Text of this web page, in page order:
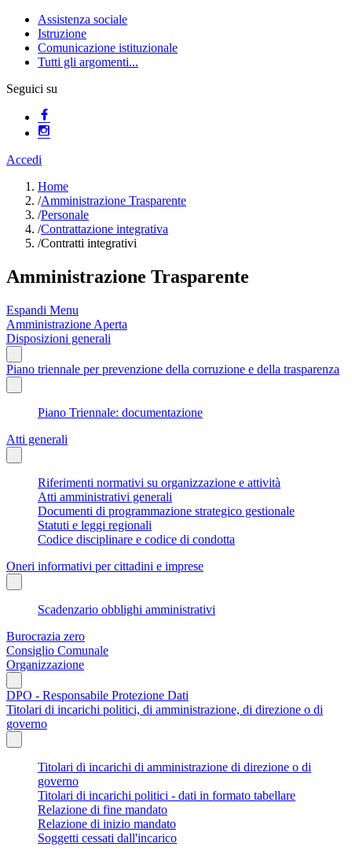
Assistenza sociale
Istruzione
Comunicazione istituzionale
Tutti gli argomenti...
Seguici su
Accedi
Home
/Amministrazione Trasparente
/Personale
/Contrattazione integrativa
/Contratti integrativi
Amministrazione Trasparente
Espandi Menu
Amministrazione Aperta
Disposizioni generali
Piano triennale per prevenzione della corruzione e della trasparenza
Piano Triennale: documentazione
Atti generali
Riferimenti normativi su organizzazione e attività
Atti amministrativi generali
Documenti di programmazione strategico gestionale
Statuti e leggi regionali
Codice disciplinare e codice di condotta
Oneri informativi per cittadini e imprese
Scadenzario obblighi amministrativi
Burocrazia zero
Consiglio Comunale
Organizzazione
DPO - Responsabile Protezione Dati
Titolari di incarichi politici, di amministrazione, di direzione o di
governo
Titolari di incarichi di amministrazione di direzione o di
governo
Titolari di incarichi politici - dati in formato tabellare
Relazione di fine mandato
Relazione di inizio mandato
Soggetti cessati dall'incarico